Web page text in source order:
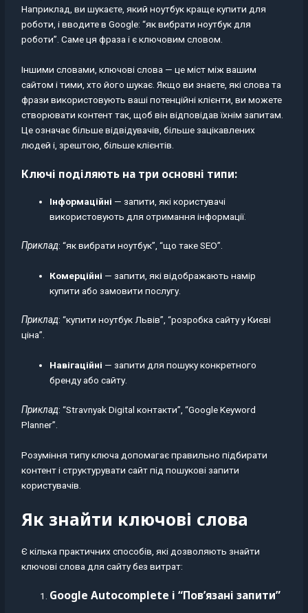
Наприклад, ви шукаєте, який ноутбук краще купити для
роботи, і вводите в Google: “як вибрати ноутбук для
роботи”. Саме ця фраза і є ключовим словом.
Іншими словами, ключові слова — це міст між вашим
сайтом і тими, хто його шукає. Якщо ви знаєте, які слова та
фрази використовують ваші потенційні клієнти, ви можете
створювати контент так, щоб він відповідав їхнім запитам.
Це означає більше відвідувачів, більше зацікавлених
людей і, зрештою, більше клієнтів.
Ключі поділяють на три основні типи:
Інформаційні — запити, які користувачі
використовують для отримання інформації.
Приклад: “як вибрати ноутбук”, “що таке SEO”.
Комерційні — запити, які відображають намір
купити або замовити послугу.
Приклад: “купити ноутбук Львів”, “розробка сайту у Києві
ціна”.
Навігаційні — запити для пошуку конкретного
бренду або сайту.
Приклад: “Stravnyak Digital контакти”, “Google Keyword
Planner”.
Розуміння типу ключа допомагає правильно підбирати
контент і структурувати сайт під пошукові запити
користувачів.
Як знайти ключові слова
Є кілька практичних способів, які дозволяють знайти
ключові слова для сайту без витрат:
Google Autocomplete і “Пов’язані запити”